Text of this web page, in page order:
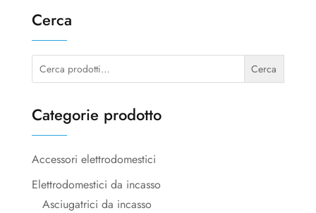
Cerca
Cerca: Cerca
Categorie prodotto
Accessori elettrodomestici
Elettrodomestici da incasso
Asciugatrici da incasso